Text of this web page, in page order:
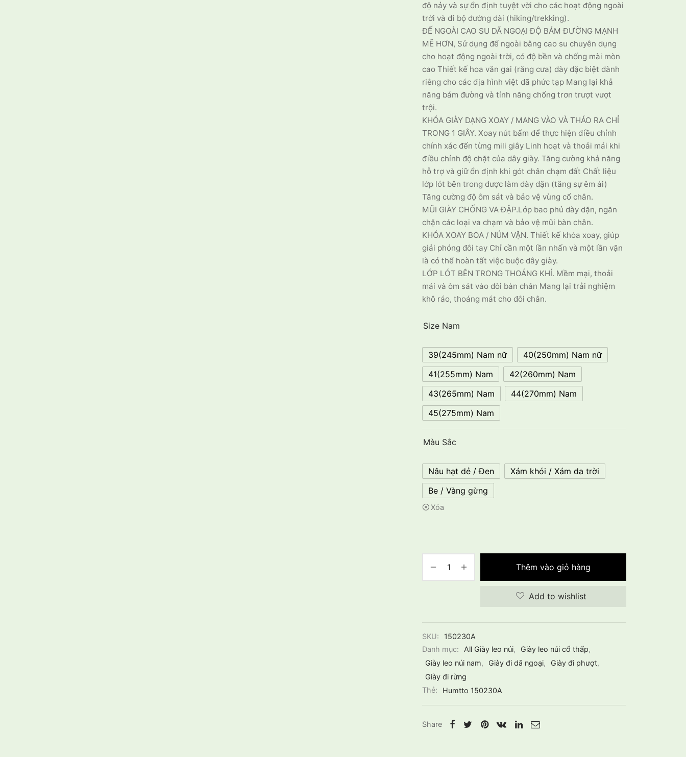
độ nảy và sự ổn định tuyệt vời cho các hoạt động ngoài
trời và đi bộ đường dài (hiking/trekking).
ĐẾ NGOÀI CAO SU DÃ NGOẠI ĐỘ BÁM ĐƯỜNG MẠNH
MẼ HƠN, Sử dụng đế ngoài bằng cao su chuyên dụng
cho hoạt động ngoài trời, có độ bền và chống mài mòn
cao Thiết kế hoa văn gai (răng cưa) dày đặc biệt dành
riêng cho các địa hình việt dã phức tạp Mang lại khả
năng bám đường và tính năng chống trơn trượt vượt
trội.
KHÓA GIÀY DẠNG XOAY / MANG VÀO VÀ THÁO RA CHỈ
TRONG 1 GIÂY. Xoay nút bấm để thực hiện điều chỉnh
chính xác đến từng mili giây Linh hoạt và thoải mái khi
điều chỉnh độ chặt của dây giày. Tăng cường khả năng
hỗ trợ và giữ ổn định khi gót chân chạm đất Chất liệu
lớp lót bên trong được làm dày dặn (tăng sự êm ái)
Tăng cường độ ôm sát và bảo vệ vùng cổ chân.
MŨI GIÀY CHỐNG VA ĐẬP.Lớp bao phủ dày dặn, ngăn
chặn các loại va chạm và bảo vệ mũi bàn chân.
KHÓA XOAY BOA / NÚM VẶN. Thiết kế khóa xoay, giúp
giải phóng đôi tay Chỉ cần một lần nhấn và một lần vặn
là có thể hoàn tất việc buộc dây giày.
LỚP LÓT BÊN TRONG THOÁNG KHÍ. Mềm mại, thoải
mái và ôm sát vào đôi bàn chân Mang lại trải nghiệm
khô ráo, thoáng mát cho đôi chân.
Size Nam
39(245mm) Nam nữ
40(250mm) Nam nữ
41(255mm) Nam
42(260mm) Nam
43(265mm) Nam
44(270mm) Nam
45(275mm) Nam
Màu Sắc
Nâu hạt dẻ / Đen
Xám khói / Xám da trời
Be / Vàng gừng
Xóa
Thêm vào giỏ hàng
Add to wishlist
SKU:
150230A
Danh mục:
All Giày leo núi, Giày leo núi cổ thấp,
Giày leo núi nam, Giày đi dã ngoại, Giày đi phượt,
Giày đi rừng
Thẻ:
Humtto 150230A
Share